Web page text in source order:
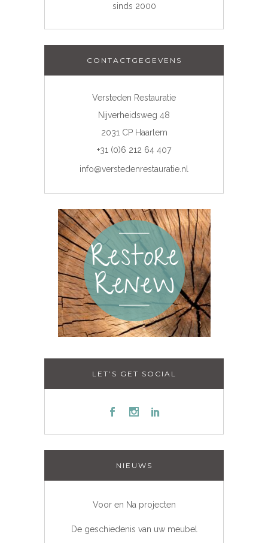
sinds 2000
CONTACTGEGEVENS
Versteden Restauratie
Nijverheidsweg 48
2031 CP Haarlem
+31 (0)6 212 64 407
info@verstedenrestauratie.nl
LET’S GET SOCIAL
NIEUWS
Voor en Na projecten
De geschiedenis van uw meubel